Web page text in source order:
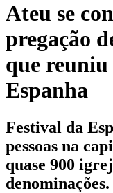
Ateu se
pregação
que reuniu
Espanha
Festival da
pessoas na
quase 900
denominações.